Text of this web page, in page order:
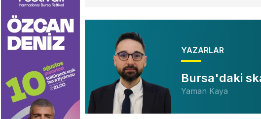
can kayıp...
YAZARLAR
Bursa'daki
Yaman Kaya